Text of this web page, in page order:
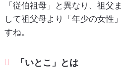
「従伯祖母」と異なり、祖父
して祖父母より「年少の女性
すね。
「いとこ」とは